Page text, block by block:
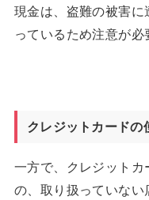
現金は、盗難の被害
っているため注意が必
クレジットカードの
一方で、クレジット
の、取り扱っていない